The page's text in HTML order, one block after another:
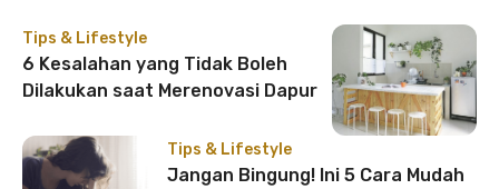
Tips & Lifestyle
6 Kesalahan yang Tidak Boleh
Dilakukan saat Merenovasi Dapur
Tips & Lifestyle
Jangan Bingung! Ini 5 Cara Mudah